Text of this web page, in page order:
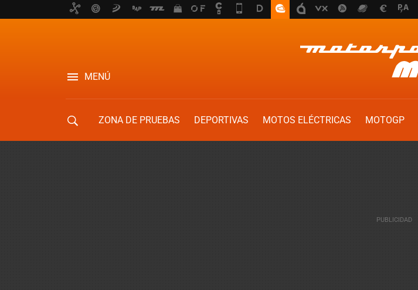
MENÚ
ZONA DE PRUEBAS DEPORTIVAS MOTOS ELÉCTRICAS MOTOGP